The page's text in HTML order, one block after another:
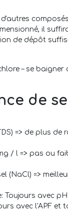
il
de dépôt
– se baigner
de
=> de plus de
/ l => pas ou
(NaCl) =>
Toujours avec
avec l'APF et